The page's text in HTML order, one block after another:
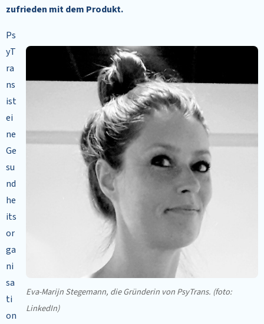
zufrieden mit dem Produkt.
Eva-Marijn Stegemann, die Gründerin von PsyTrans. (foto:
LinkedIn)
Ps
yT
ra
ns
ist
ei
ne
Ge
su
nd
he
its
or
ga
ni
sa
ti
on